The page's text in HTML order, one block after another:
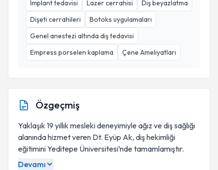
Implant tedavisi
Lazer cerrahisi
Diş beyazlatma
Dişeti cerrahileri
Botoks uygulamaları
Genel anestezi altında diş tedavisi
Empress porselen kaplama
Çene Ameliyatları
Özgeçmiş
Yaklaşık 19 yıllık mesleki deneyimiyle ağız ve diş sağlığı
alanında hizmet veren Dt. Eyüp Ak, diş hekimliği
eğitimini Yeditepe Üniversitesi’nde tamamlamıştır.
Devamı